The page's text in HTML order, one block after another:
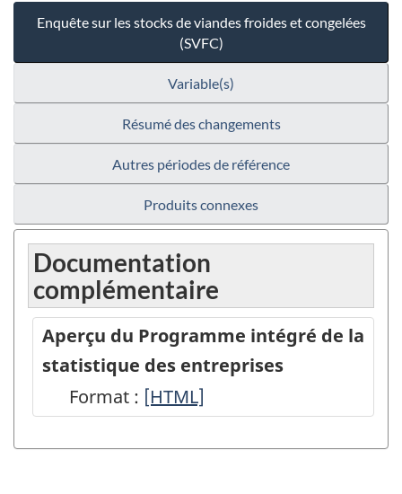
Enquête sur les stocks de viandes froides et congelées
(SVFC)
Variable(s)
Résumé des changements
Autres périodes de référence
Produits connexes
Documentation
complémentaire
Aperçu du Programme intégré de la
statistique des entreprises
Format : Aperçu
Programme
[HTML]